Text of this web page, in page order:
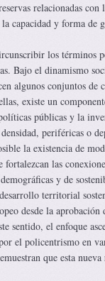
relacionadas
capacidad y forma de
los términos
Bajo el dinamismo
algunos conjuntos de
existe un
públicas y la
periféricas o
la existencia de
fortalezcan las
y de
territorial
desde la
sentido, el enfoque
el policentrismo en
que esta